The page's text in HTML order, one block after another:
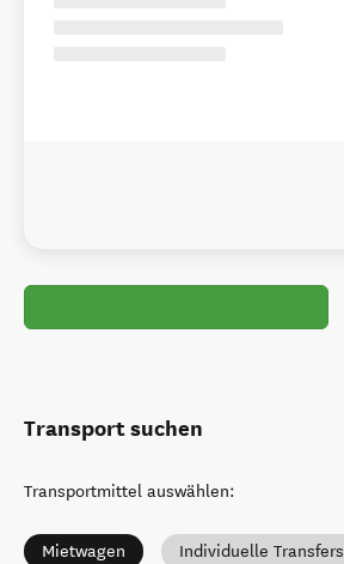
Transport suchen
Transportmittel auswählen:
Mietwagen Individuelle Transfers